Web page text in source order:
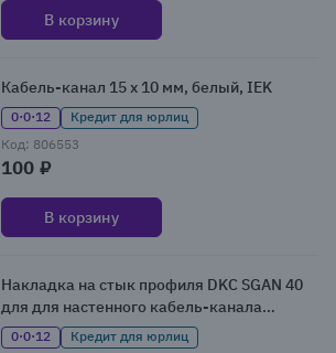
В корзину
Кабель-канал 15 x 10 мм, белый, IEK
0·0·12
Кредит для юрлиц
Код: 806553
100 ₽
В корзину
Накладка на стык профиля DKC SGAN 40
для для настенного кабель-канала
шириной 40 мм
0·0·12 Кредит для юрлиц